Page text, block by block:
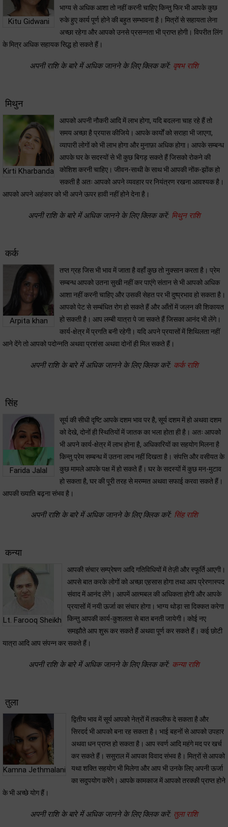
Kitu Gidwani
भाग्य से अधिक आशा तो नहीं करनी चाहिए किन्तु फिर भी आपके कुछ
रुके हुए कार्य पूर्ण होने की बहुत सम्भावना है। मित्रों से सहायता लेना
अच्छा रहेगा और आपको उनसे प्रसन्नता भी प्राप्त होगी। विपरीत लिंग
के मित्र अधिक सहायक सिद्ध हो सकते हैं।
अपनी राशि के बारे में अधिक जानने के लिए क्लिक करें: वृषभ राशि
मिथुन
Kirti Kharbanda
आपको अपनी नौकरी आदि में लाभ होगा, यदि बदलना चाह रहे हैं तो
समय अच्छा है प्रयास कीजिये। आपके कार्यों को सराहा भी जाएगा,
व्यापारी लोगों को भी लाभ होगा और मुनाफ़ा अधिक होगा। आपके सम्बन्ध
आपके घर के सदस्यों से भी कुछ बिगड़ सकते हैं जिसको रोकने की
कोशिश करनी चाहिए। जीवन-साथी के साथ भी आपकी नोंक-झोंक हो
सकती है अतः आपको अपने व्यवहार पर नियंत्रण रखना आवश्यक है।
आपको अपने अहंकार को भी अपने ऊपर हावी नहीं होने देना है।
अपनी राशि के बारे में अधिक जानने के लिए क्लिक करें: मिथुन राशि
कर्क
Arpita khan
तप्त ग्रह जिस भी भाव में जाता है वहाँ कुछ तो नुक्सान करता है। प्रेम
सम्बन्ध आपको उतना सुखी नहीं कर पाएंगे संतान से भी आपको अधिक
आशा नहीं करनी चाहिए और उसकी सेहत पर भी दुष्प्रभाव हो सकता है।
आपको पेट से सम्बंधित रोग हो सकते हैं और आँतों में जलन की शिकायत
हो सकती है। आप लम्बी यात्रा पे जा सकते हैं जिसका आनंद भी लेंगे।
कार्य-क्षेत्र में प्रगति बनी रहेगी। यदि अपने प्रयासों में शिथिलता नहीं
आने देंगे तो आपको पदोन्नति अथवा प्रशंसा अथवा दोनों ही मिल सकते हैं।
अपनी राशि के बारे में अधिक जानने के लिए क्लिक करें: कर्क राशि
सिंह
Farida Jalal
सूर्य की सीधी दृष्टि आपके दशम भाव पर है, सूर्य दशम में हो अथवा दशम
को देखे, दोनों ही स्थितियों में जातक का भला होता ही है। अतः आपको
भी अपने कार्य-क्षेत्र में लाभ होना है, अधिकारियों का सहयोग मिलना है
किन्तु प्रेम सम्बन्ध में उतना लाभ नहीं दिखता है। संपत्ति और वसीयत के
कुछ मामले आपके पक्ष में हो सकते हैं। घर के सदस्यों में कुछ मन-मुटाव
हो सकता है, घर की पूरी तरह से मरम्मत अथवा सफाई करवा सकते हैं।
आपकी ख्याति बढ़ना संभव है।
अपनी राशि के बारे में अधिक जानने के लिए क्लिक करें: सिंह राशि
कन्या
Lt. Farooq Sheikh
आपकी संचार सम्प्रेषण आदि गतिविधियों में तेज़ी और स्फूर्ति आएगी।
आपसे बात करके लोगों को अच्छा एहसास होगा तथा आप प्रेरणास्पद
संवाद में आनंद लेंगे। आपमें आत्मबल की अधिकता होगी और आपके
प्रयासों में नयी ऊर्जा का संचार होगा। भाग्य थोड़ा सा दिक्कत करेगा
किन्तु आपकी कार्य-कुशलता से बात बनती जायेगी। कोई नए
समझौते आप शुरू कर सकते हैं अथवा पूर्ण कर सकते हैं। कई छोटी
यात्रा आदि आप संपन्न कर सकते हैं।
अपनी राशि के बारे में अधिक जानने के लिए क्लिक करें: कन्या राशि
तुला
Kamna Jethmalani
द्वितीय भाव में सूर्य आपको नेत्रों में तकलीफ दे सकता है और
सिरदर्द भी आपको बना रह सकता है। भाई बहनों से आपको उपहार
अथवा धन प्राप्त हो सकता है। आप स्वर्ण आदि महंगे मद पर खर्च
कर सकते हैं। ससुराल में आपका विवाद संभव है। मित्रों से आपको
यथा शक्ति सहयोग भी मिलेगा और आप भी उनके लिए अपनी ऊर्जा
का सदुपयोग करेंगे। आपके कामकाज में आपको तरक्की प्राप्त होने
के भी अच्छे योग हैं।
अपनी राशि के बारे में अधिक जानने के लिए क्लिक करें: तुला राशि